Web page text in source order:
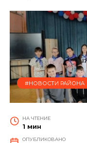
#НОВОСТИ РАЙОНА
НА ЧТЕНИЕ
1 мин
ОПУБЛИКОВАНО